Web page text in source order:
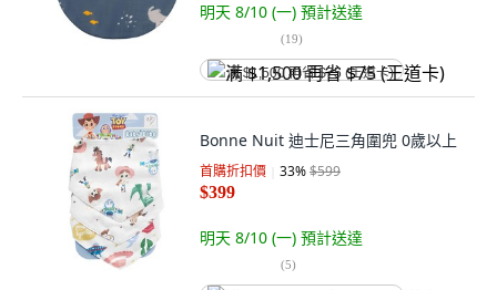
明天 8/10 (一) 預計送達
(19)
满 $1,500 再省 $75 (王道卡)
Bonne Nuit 迪士尼三角圍兜 0歲以上
首購折扣價 33%$599
$399
明天 8/10 (一) 預計送達
(5)